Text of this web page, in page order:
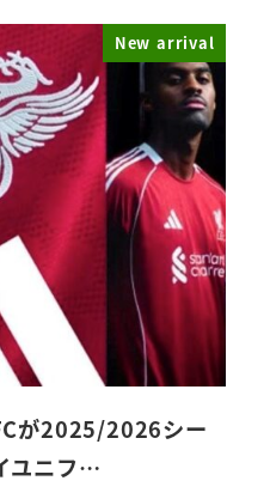
New arrival
が2025/2026シー
ユニフ…